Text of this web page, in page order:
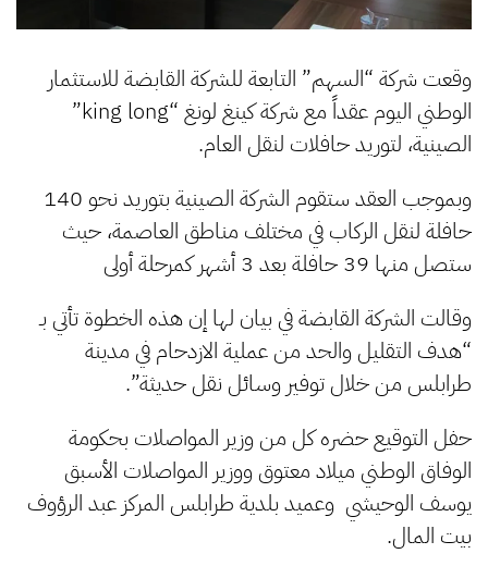
وقعت شركة “السهم” التابعة للشركة القابضة للاستثمار
الوطني اليوم عقداً مع شركة كينغ لونغ “king long”
الصينية، لتوريد حافلات لنقل العام.
وبموجب العقد ستقوم الشركة الصينية بتوريد نحو 140
حافلة لنقل الركاب في مختلف مناطق العاصمة، حيث
ستصل منها 39 حافلة بعد 3 أشهر كمرحلة أولى
وقالت الشركة القابضة في بيان لها إن هذه الخطوة تأتي بـ
“هدف التقليل والحد من عملية الازدحام في مدينة
طرابلس من خلال توفير وسائل نقل حديثة”.
حفل التوقيع حضره كل من وزير المواصلات بحكومة
الوفاق الوطني ميلاد معتوق ووزير المواصلات الأسبق
يوسف الوحيشي وعميد بلدية طرابلس المركز عبد الرؤوف
بيت المال.